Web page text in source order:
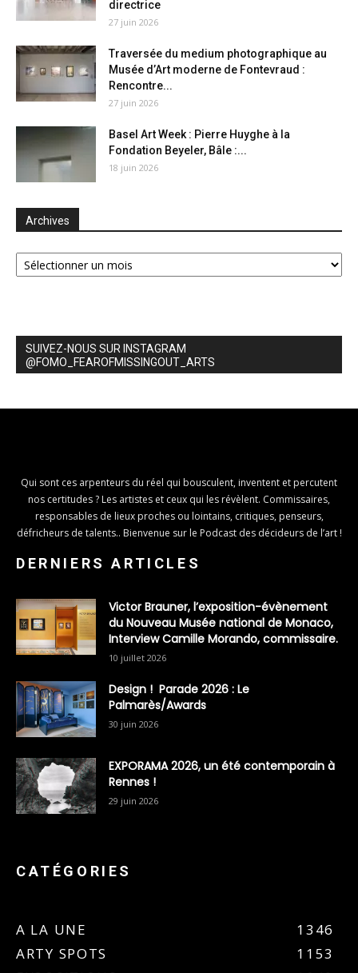
directrice
27 juin 2026
Traversée du medium photographique au
Musée d’Art moderne de Fontevraud :
Rencontre...
27 juin 2026
Basel Art Week : Pierre Huyghe à la
Fondation Beyeler, Bâle :...
18 juin 2026
Archives
Archives
SUIVEZ-NOUS SUR INSTAGRAM
@FOMO_FEAROFMISSINGOUT_ARTS
Qui sont ces arpenteurs du réel qui bousculent, inventent et percutent
nos certitudes ? Les artistes et ceux qui les révèlent. Commissaires,
responsables de lieux proches ou lointains, critiques, penseurs,
défricheurs de talents.. Bienvenue sur le Podcast des décideurs de l’art !
DERNIERS ARTICLES
Victor Brauner, l’exposition-évènement
du Nouveau Musée national de Monaco,
Interview Camille Morando, commissaire.
10 juillet 2026
Design ! Parade 2026 : Le
Palmarès/Awards
30 juin 2026
EXPORAMA 2026, un été contemporain à
Rennes !
29 juin 2026
CATÉGORIES
A LA UNE
1346
ARTY SPOTS
1153